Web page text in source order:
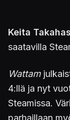
Keita
saatavilla
Wattam
4:llä ja nyt
Steamissa.